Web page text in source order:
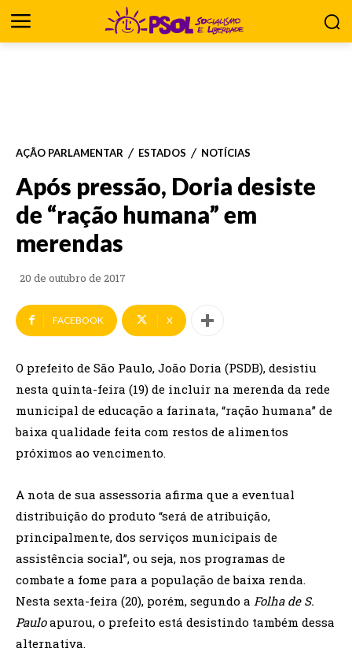
AÇÃO PARLAMENTAR ESTADOS NOTÍCIAS
Após pressão, Doria desiste
de “ração humana” em
merendas
20 de outubro de 2017
FACEBOOK X
O prefeito de São Paulo, João Doria (PSDB), desistiu
nesta quinta-feira (19) de incluir na merenda da rede
municipal de educação a farinata, “ração humana” de
baixa qualidade feita com restos de alimentos
próximos ao vencimento.
A nota de sua assessoria afirma que a eventual
distribuição do produto “será de atribuição,
principalmente, dos serviços municipais de
assistência social”, ou seja, nos programas de
combate a fome para a população de baixa renda.
Nesta sexta-feira (20), porém, segundo a Folha de S.
Pauloapurou, o prefeito está desistindo também dessa
alternativa.